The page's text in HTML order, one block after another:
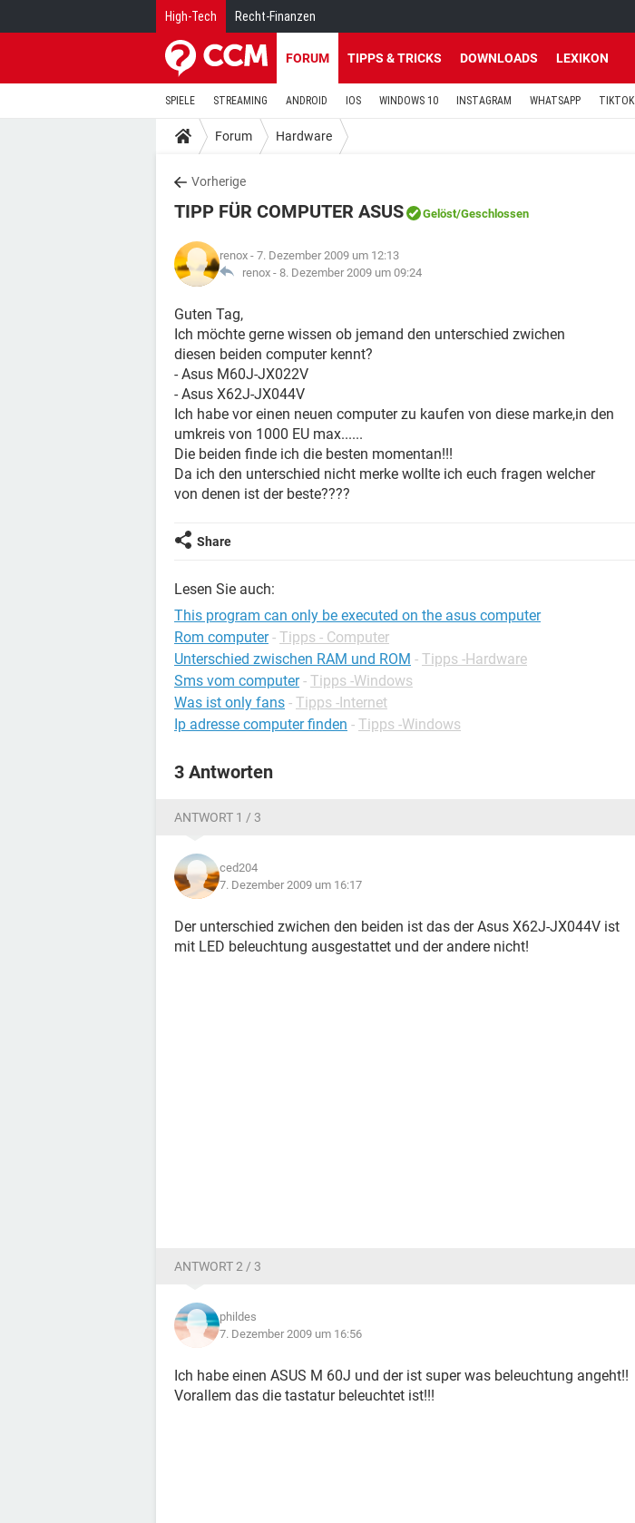
High-Tech Recht-Finanzen
FORUM TIPPS & TRICKS DOWNLOADS LEXIKON
SPIELE STREAMING ANDROID IOS WINDOWS 10 INSTAGRAM WHATSAPP TIKTOK
Forum Hardware
Vorherige
TIPP FÜR COMPUTER ASUS Gelöst/Geschlossen
renox - 7. Dezember 2009 um 12:13
renox - 8. Dezember 2009 um 09:24
Guten Tag,
Ich möchte gerne wissen ob jemand den unterschied zwichen
diesen beiden computer kennt?
- Asus M60J-JX022V
- Asus X62J-JX044V
Ich habe vor einen neuen computer zu kaufen von diese marke,in den
umkreis von 1000 EU max......
Die beiden finde ich die besten momentan!!!
Da ich den unterschied nicht merke wollte ich euch fragen welcher
von denen ist der beste????
Share
Lesen Sie auch:
This program can only be executed on the asus computer
Rom computer - Tipps - Computer
Unterschied zwischen RAM und ROM - Tipps -Hardware
Sms vom computer - Tipps -Windows
Was ist only fans - Tipps -Internet
Ip adresse computer finden - Tipps -Windows
3 Antworten
ANTWORT 1 / 3
ced204
7. Dezember 2009 um 16:17
Der unterschied zwichen den beiden ist das der Asus X62J-JX044V ist
mit LED beleuchtung ausgestattet und der andere nicht!
ANTWORT 2 / 3
phildes
7. Dezember 2009 um 16:56
Ich habe einen ASUS M 60J und der ist super was beleuchtung angeht!!
Vorallem das die tastatur beleuchtet ist!!!